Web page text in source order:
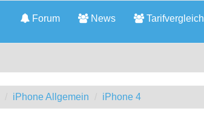
Forum News Tarifvergleich
iPhone Allgemein iPhone 4